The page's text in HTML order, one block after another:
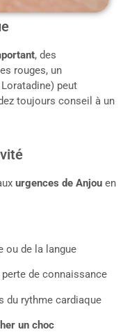
, des
rouges, un
peut
toujours conseil à un
urgences de Anjou en
ou de la langue
de connaissance
du rythme cardiaque
un choc